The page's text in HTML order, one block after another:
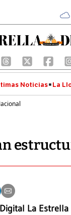
Noticias La
La Estrella